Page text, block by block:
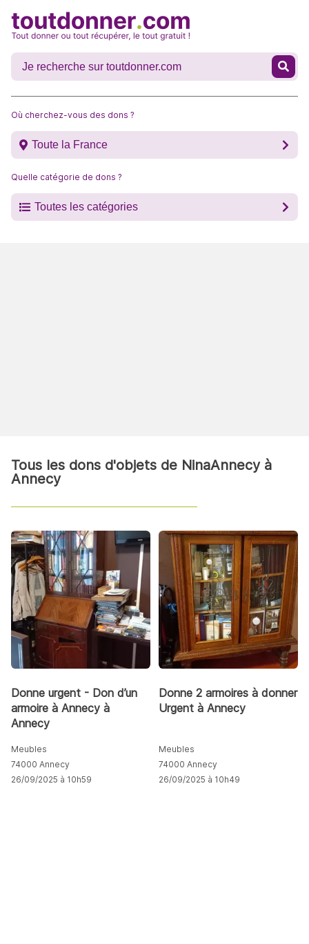
Où cherchez-vous des dons ?
Toute la France
Quelle catégorie de dons ?
Toutes les catégories
Tous les dons d'objets de NinaAnnecy à
Annecy
Donne urgent - Don d’un
armoire à Annecy à
Annecy
Meubles
74000 Annecy
26/09/2025 à 10h59
Donne 2 armoires à donner
Urgent à Annecy
Meubles
74000 Annecy
26/09/2025 à 10h49